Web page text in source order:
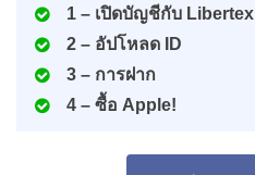
1 – เปิดบัญชีกับ Libertex
2 – อัปโหลด ID
3 – การฝาก
4 – ซื้อ Apple!